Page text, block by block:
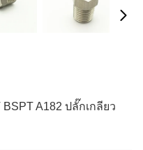
A182 ปลั๊กเกลียว